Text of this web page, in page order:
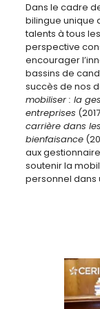
Dans le cadre
bilingue unique
talents à tous
perspective
encourager
bassins de
succès de nos
mobiliser : la
entreprises
carrière dans
bienfaisance
aux
soutenir la
personnel dans